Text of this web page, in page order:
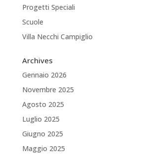
Progetti Speciali
Scuole
Villa Necchi Campiglio
Archives
Gennaio 2026
Novembre 2025
Agosto 2025
Luglio 2025
Giugno 2025
Maggio 2025